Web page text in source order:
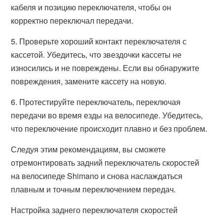
кабеля и позицию переключателя, чтобы он
корректно переключал передачи.
5. Проверьте хороший контакт переключателя с
кассетой. Убедитесь, что звездочки кассеты не
износились и не повреждены. Если вы обнаружите
повреждения, замените кассету на новую.
6. Протестируйте переключатель, переключая
передачи во время езды на велосипеде. Убедитесь,
что переключение происходит плавно и без проблем.
Следуя этим рекомендациям, вы сможете
отремонтировать задний переключатель скоростей
на велосипеде Shimano и снова наслаждаться
плавным и точным переключением передач.
Настройка заднего переключателя скоростей